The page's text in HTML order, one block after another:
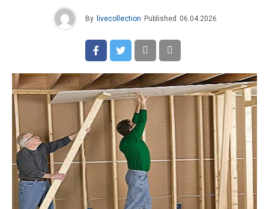
By livecollection Published 06.04.2026